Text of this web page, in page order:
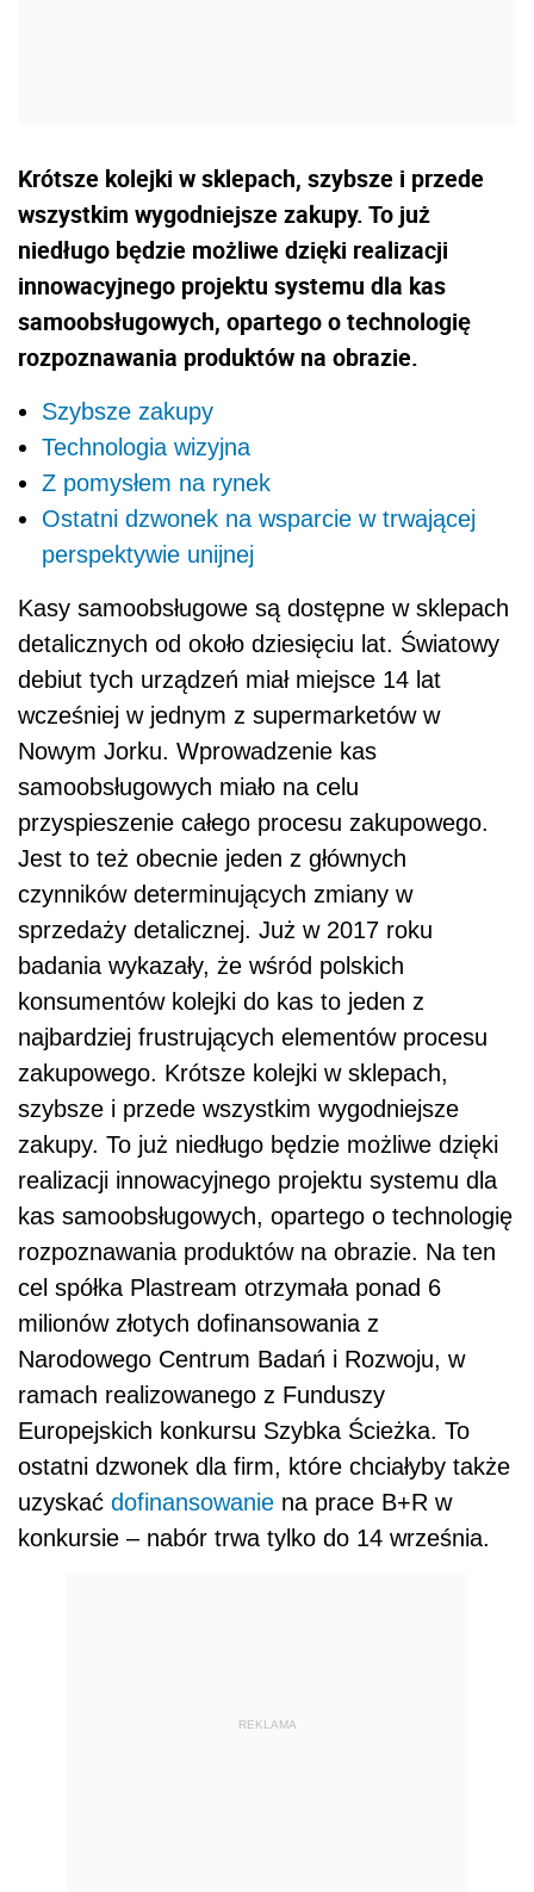
Krótsze kolejki w sklepach, szybsze i przede
wszystkim wygodniejsze zakupy. To już
niedługo będzie możliwe dzięki realizacji
innowacyjnego projektu systemu dla kas
samoobsługowych, opartego o technologię
rozpoznawania produktów na obrazie.
Szybsze zakupy
Technologia wizyjna
Z pomysłem na rynek
Ostatni dzwonek na wsparcie w trwającej
perspektywie unijnej
Kasy samoobsługowe są dostępne w sklepach
detalicznych od około dziesięciu lat. Światowy
debiut tych urządzeń miał miejsce 14 lat
wcześniej w jednym z supermarketów w
Nowym Jorku. Wprowadzenie kas
samoobsługowych miało na celu
przyspieszenie całego procesu zakupowego.
Jest to też obecnie jeden z głównych
czynników determinujących zmiany w
sprzedaży detalicznej. Już w 2017 roku
badania wykazały, że wśród polskich
konsumentów kolejki do kas to jeden z
najbardziej frustrujących elementów procesu
zakupowego. Krótsze kolejki w sklepach,
szybsze i przede wszystkim wygodniejsze
zakupy. To już niedługo będzie możliwe dzięki
realizacji innowacyjnego projektu systemu dla
kas samoobsługowych, opartego o technologię
rozpoznawania produktów na obrazie. Na ten
cel spółka Plastream otrzymała ponad 6
milionów złotych dofinansowania z
Narodowego Centrum Badań i Rozwoju, w
ramach realizowanego z Funduszy
Europejskich konkursu Szybka Ścieżka. To
ostatni dzwonek dla firm, które chciałyby także
uzyskać dofinansowanie na prace B+R w
konkursie – nabór trwa tylko do 14 września.
REKLAMA